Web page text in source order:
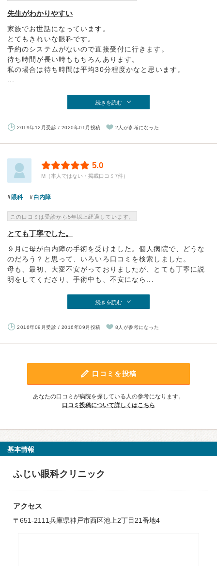
先生がわかりやすい
家族でお世話になっています。
とてもきれいな眼科です。
予約のシステムがないので直接受付に行きます。
待ち時間が長い時ももちろんあります。
私の場合は待ち時間は平均30分程度かなと思います。
続きを読む
2019年12月受診 / 2020年01月投稿 2人が参考になった
5.0
M（本人ではない・掲載口コミ7件）
眼科 白内障
この口コミは受診から5年以上経過しています。
とても丁寧でした。
９月に母が白内障の手術を受けました。個人病院で、どうな
のだろう？と思って、いろいろ口コミを検索しました。
母も、最初、大変不安がっておりましたが、とても丁寧に説
明をしてくださり、手術中も、不安になら...
続きを読む
2016年09月受診 / 2016年09月投稿 8人が参考になった
口コミを投稿
あなたの口コミが病院を探している人の参考になります。
口コミ投稿について詳しくはこちら
基本情報
ふじい眼科クリニック
アクセス
〒651-2111兵庫県神戸市西区池上2丁目21番地4